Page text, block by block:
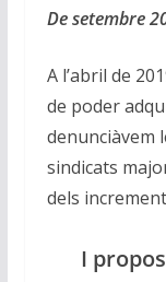
De setembre
A l’abril de
de poder
denunciàvem
sindicats
dels
I